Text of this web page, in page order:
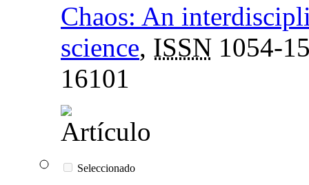
Chaos: An
science, ISSN 1054-
16101
Seleccionado